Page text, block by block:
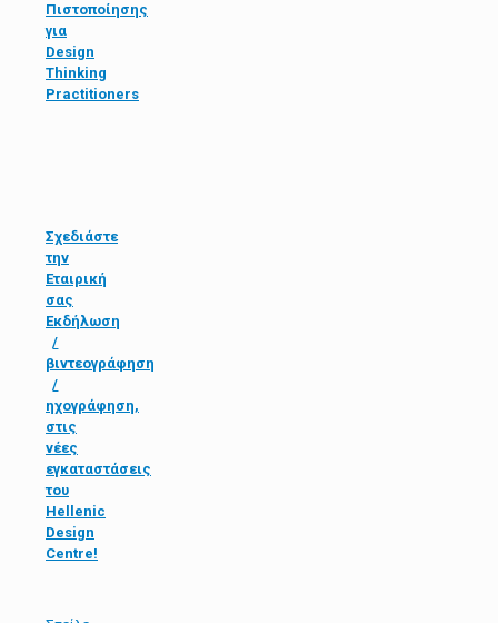
Πιστοποίησης
για
Design
Thinking
Practitioners
Σχεδιάστε
την
Εταιρική
σας
Εκδήλωση
/
βιντεογράφηση
/
ηχογράφηση,
στις
νέες
εγκαταστάσεις
του
Hellenic
Design
Centre!